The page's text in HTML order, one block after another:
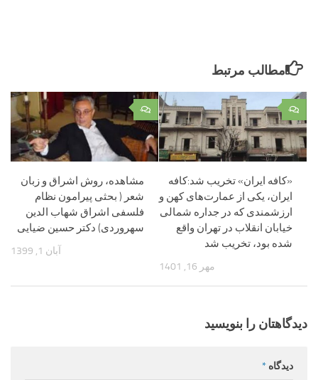
مطالب مرتبط
۰
مشاهده، روش اشراق و زبان
شعر ( بحثی پیرامون نظام
فلسفی اشراق شهاب الدین
سهروردی) دکتر حسین ضیایی
آبان 1, 1399
۰
«کافه ایران» تخریب شد:کافه
ایران، یکی از عمارت‌های کهن و
ارزشمندی که در جداره شمالی
خیابان انقلاب در تهران واقع
شده بود، ‌تخریب شد
مهر 16, 1401
دیدگاهتان را بنویسید
دیدگاه *